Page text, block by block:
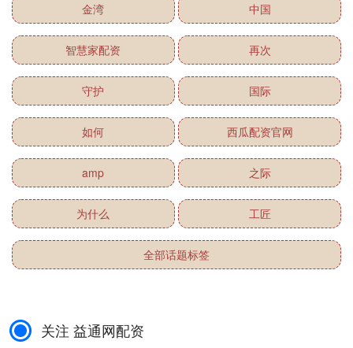
金湾 中国
智慧家配资 再次
守护 国际
如何 西瓜配资官网
amp 之际
为什么 工匠
全部话题标签
关注 益通网配资